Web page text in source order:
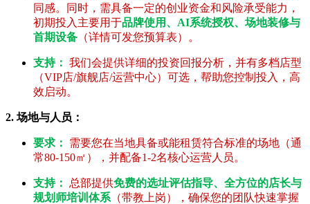
同感。同时，需具备一定的创业资金和风险承受能力，
初期投入主要用于品牌使用、AI系统授权、场地装修与
首期设备 （详情可发您预算表）。
支持： 我们会提供详细的投资回报分析，并有多档店型
（VIP店/旗舰店/运营中心）可选，帮助您控制投入，高
效启动。
2. 场地与人员：
要求：
需要您在当地具备或能租赁符合标准的场地（通
常80-150㎡），并配备1-2名核心运营人员。
支持： 总部提供免费的选址评估指导、全方位的店长与
规划师培训体系 （带教上岗），确保您的团队快速掌握